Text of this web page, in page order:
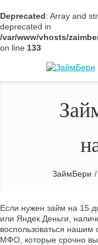
Deprecated: Array and
deprecated in
/var/www/vhosts/
on line 133
ЗаймБери /
Если нужен займ на 15
или Яндек.Деньги,
воспользоваться нашим
МФО, которые срочно